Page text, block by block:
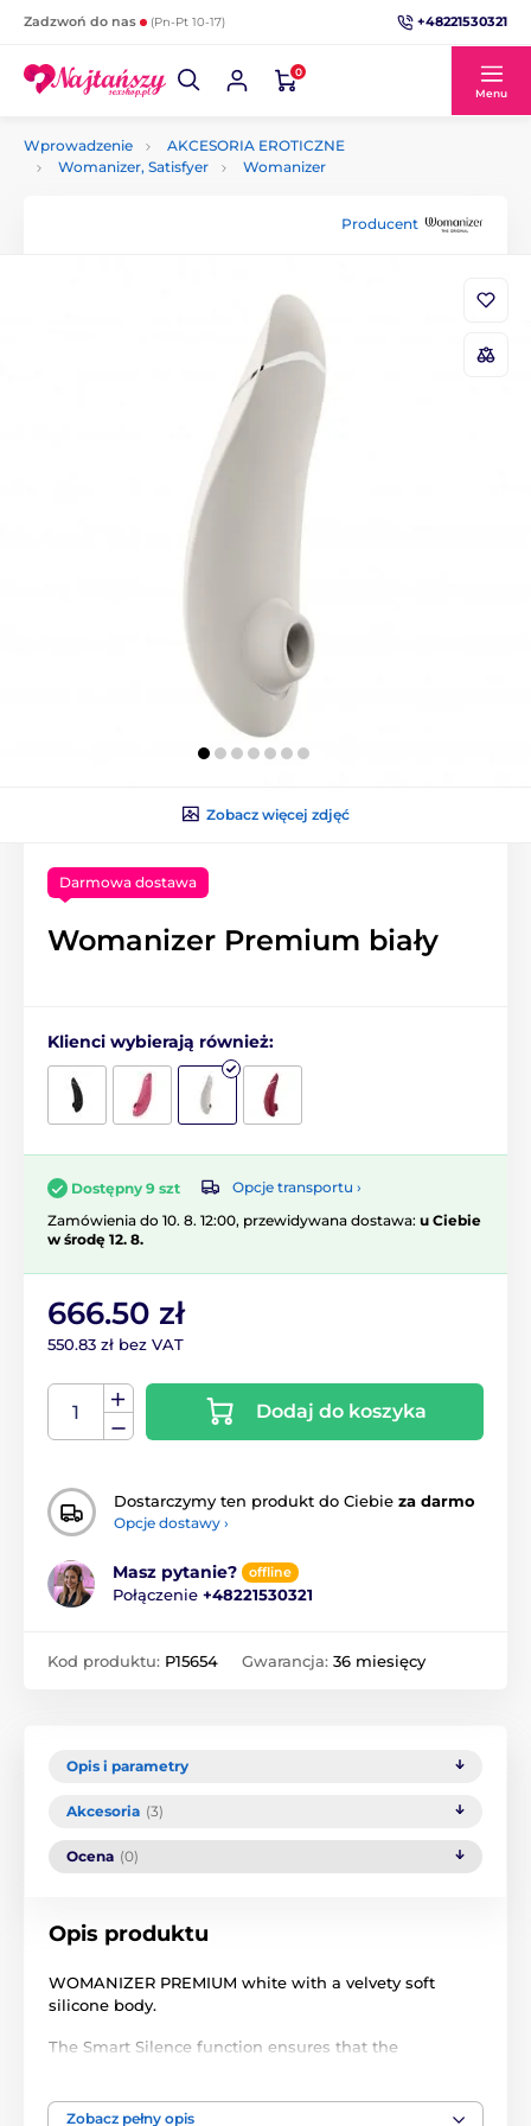
Zadzwoń do nas (Pn-Pt 10-17) +48221530321
0
Menu
Wprowadzenie
AKCESORIA EROTICZNE
Womanizer, Satisfyer
Womanizer
Producent
Zobacz więcej zdjęć
Darmowa dostawa
Womanizer Premium biały
Klienci wybierają również:
Dostępny 9 szt
Opcje transportu ›
Zamówienia do 10. 8. 12:00, przewidywana dostawa: u Ciebie
w środę 12. 8.
666.50 zł
550.83 zł bez VAT
Dodaj do koszyka
Dostarczymy ten produkt do Ciebie za darmo
Opcje dostawy ›
Masz pytanie? offline
Połączenie +48221530321
Kod produktu: P15654 Gwarancja: 36 miesięcy
Opis i parametry
Akcesoria (3)
Ocena (0)
Opis produktu
WOMANIZER PREMIUM white with a velvety soft
silicone body.
The Smart Silence function ensures that the
the body, it switches off. This function can be
Zobacz pełny opis